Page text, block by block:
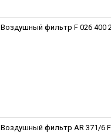
Воздушный фильтр F 026 400
Воздушный фильтр AR 371/6